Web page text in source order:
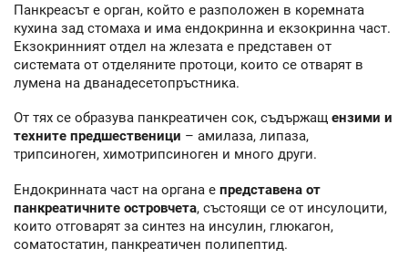
Панкреасът е орган, който е разположен в коремната
кухина зад стомаха и има ендокринна и екзокринна част.
Екзокринният отдел на жлезата е представен от
системата от отделяните протоци, които се отварят в
лумена на дванадесетопръстника.
От тях се образува панкреатичен сок, съдържащ ензими и
техните предшественици – амилаза, липаза,
трипсиноген, химотрипсиноген и много други.
Ендокринната част на органа е представена от
панкреатичните островчета, състоящи се от инсулоцити,
които отговарят за синтез на инсулин, глюкагон,
соматостатин, панкреатичен полипептид.